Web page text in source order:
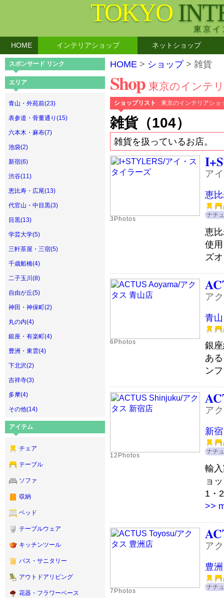
TOKYO
東京イ
HOME インテリアショップ ネットショップ
スポンサード リンク
エリア
青山・外苑前(23)
表参道・骨董通り(15)
六本木・麻布(7)
池袋(2)
新宿(6)
渋谷(11)
恵比寿・広尾(13)
代官山・中目黒(3)
目黒(13)
学芸大学(5)
三軒茶屋・三宿(5)
千歳船橋(4)
二子玉川(8)
自由が丘(5)
神田・神保町(2)
丸の内(4)
銀座・有楽町(4)
豊洲・東雲(4)
下北沢(2)
吉祥寺(3)
多摩(4)
その他(14)
アイテム
チェア
テーブル
ソファ
収納
ベッド
テーブルウェア
キッチンツール
バス・サニタリー
アウトドアリビング
花器・フラワーベース
HOME > ショップ> 雑貨
Shop 東京のインテ
ショップリスト 東京のインテリアショ
雑貨（104）
雑貨を扱っているお店。
3Photos
ア
恵
ナチ
恵
使
ズ
6Photos
ア
青
銀
あ
ン
12Photos
ア
新宿
ナチ
輸
ョ
1・
>>
7Photos
ア
豊
ナチ